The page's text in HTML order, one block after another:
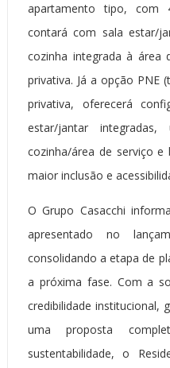
apartamento tipo, com
contará com sala estar/
cozinha integrada à área
privativa. Já a opção PNE
privativa, oferecerá
estar/jantar
cozinha/área de serviço e
maior inclusão e
O Grupo Casacchi
apresentado no
consolidando a etapa de
a próxima fase. Com a
credibilidade institucional,
uma proposta
sustentabilidade, o